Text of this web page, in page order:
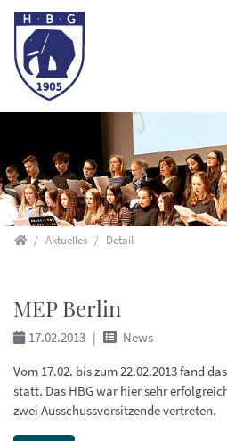
Direkt zur Hauptnavigation springen
Direkt zum Inhalt springen
Startseite
Aktuelles Detail
MEP Berlin
17.02.2013
News
Vom 17.02. bis zum 22.02.2013 fand
statt. Das HBG war hier sehr
zwei Ausschussvorsitzende vertreten.